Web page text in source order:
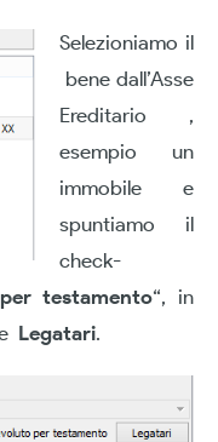
Selezioniamo il
bene dall’Asse
Ereditario ,
esempio un
immobile e
spuntiamo il
check-
testamento“, in
Legatari.